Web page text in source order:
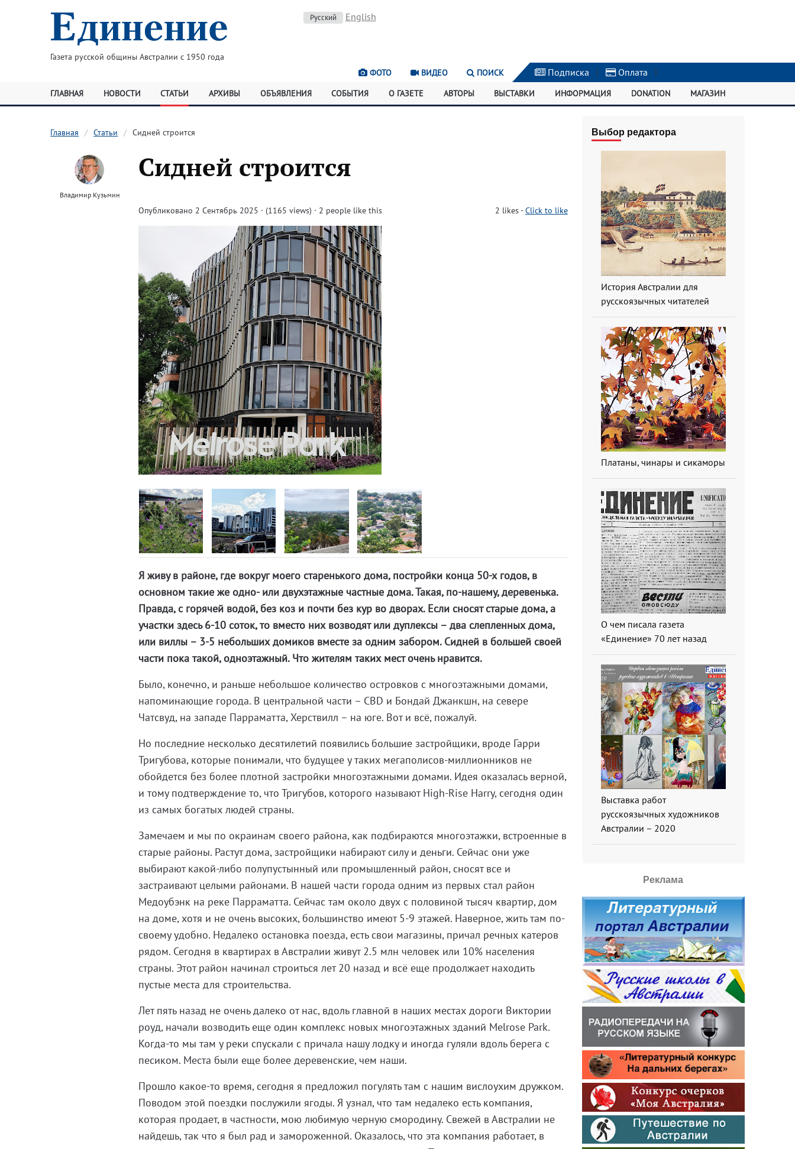
Газета русской общины Австралии с 1950 года
Русский English
ФОТО ВИДЕО ПОИСК Подписка | Оплата |
ГЛАВНАЯ НОВОСТИ СТАТЬИ АРХИВЫ ОБЪЯВЛЕНИЯ СОБЫТИЯ О ГАЗЕТЕ АВТОРЫ ВЫСТАВКИ ИНФОРМАЦИЯ DONATION МАГАЗИН
Главная Статьи Сидней строится
Владимир Кузьмин
Сидней строится
Опубликовано 2 Сентябрь 2025 · (1165 views) · 2 people like this 2 likes-Click to like
Я живу в районе, где вокруг моего старенького дома, постройки конца 50-х годов, в
основном такие же одно- или двухэтажные частные дома. Такая, по-нашему, деревенька.
Правда, с горячей водой, без коз и почти без кур во дворах. Если сносят старые дома, а
участки здесь 6-10 соток, то вместо них возводят или дуплексы – два слепленных дома,
или виллы – 3-5 небольших домиков вместе за одним забором. Сидней в большей своей
части пока такой, одноэтажный. Что жителям таких мест очень нравится.
Было, конечно, и раньше небольшое количество островков с многоэтажными домами,
напоминающие города. В центральной части – CBD и Бондай Джанкшн, на севере
Чатсвуд, на западе Парраматта, Херствилл – на юге. Вот и всё, пожалуй.
Но последние несколько десятилетий появились большие застройщики, вроде Гарри
Тригубова, которые понимали, что будущее у таких мегаполисов-миллионников не
обойдется без более плотной застройки многоэтажными домами. Идея оказалась верной,
и тому подтверждение то, что Тригубов, которого называют High-Rise Harry, сегодня один
из самых богатых людей страны.
Замечаем и мы по окраинам своего района, как подбираются многоэтажки, встроенные в
старые районы. Растут дома, застройщики набирают силу и деньги. Сейчас они уже
выбирают какой-либо полупустынный или промышленный район, сносят все и
застраивают целыми районами. В нашей части города одним из первых стал район
Медоубэнк на реке Парраматта. Сейчас там около двух с половиной тысяч квартир, дом
на доме, хотя и не очень высоких, большинство имеют 5-9 этажей. Наверное, жить там по-
своему удобно. Недалеко остановка поезда, есть свои магазины, причал речных катеров
рядом. Сегодня в квартирах в Австралии живут 2.5 млн человек или 10% населения
страны. Этот район начинал строиться лет 20 назад и всё еще продолжает находить
пустые места для строительства.
Лет пять назад не очень далеко от нас, вдоль главной в наших местах дороги Виктории
роуд, начали возводить еще один комплекс новых многоэтажных зданий Melrose Park.
Когда-то мы там у реки спускали с причала нашу лодку и иногда гуляли вдоль берега с
песиком. Места были еще более деревенские, чем наши.
Прошло какое-то время, сегодня я предложил погулять там с нашим вислоухим дружком.
Поводом этой поездки послужили ягоды. Я узнал, что там недалеко есть компания,
которая продает, в частности, мою любимую черную смородину. Свежей в Австралии не
найдешь, так что я был рад и замороженной. Оказалось, что эта компания работает, в
Выбор редактора
История Австралии для
русскоязычных читателей
Платаны, чинары и сикаморы
О чем писала газета
«Единение» 70 лет назад
Выставка работ
русскоязычных художников
Австралии – 2020
Реклама